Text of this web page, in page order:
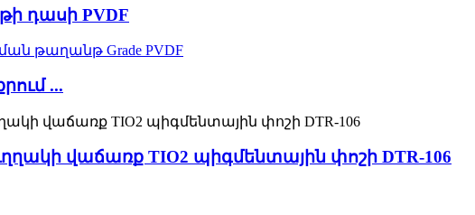
դասի PVDF
...
վաճառք TIO2 պիգմենտային փոշի DTR-106